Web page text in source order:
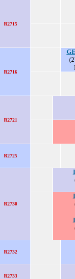
R2715
R2716
R2721
R2725
R2730
R2732
R2733